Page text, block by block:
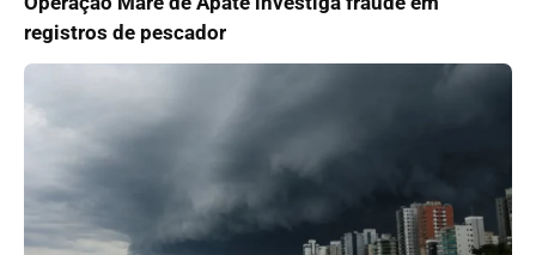
registros de pescador